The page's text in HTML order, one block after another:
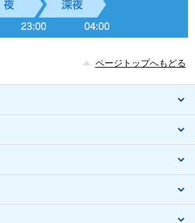
ページトップへもどる